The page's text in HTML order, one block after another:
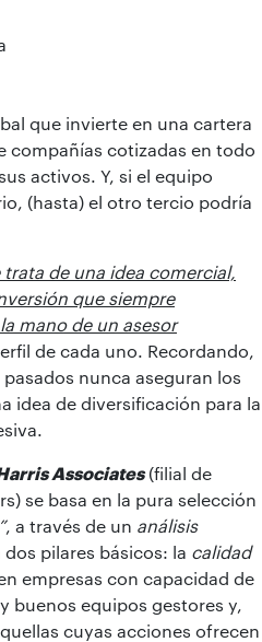
que invierte en una cartera
compañías cotizadas en todo
activos. Y, si el equipo
(hasta) el otro tercio podría
de una idea comercial,
que siempre
mano de un asesor
de cada uno. Recordando,
nunca aseguran los
idea de diversificación para la
Associates(filial de
se basa en la pura selección
, a través de un análisis
pilares básicos: la calidad
empresas con capacidad de
buenos equipos gestores y,
cuyas acciones ofrecen